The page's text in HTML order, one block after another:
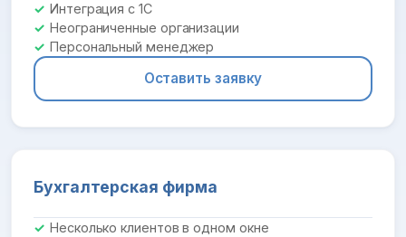
Интеграция с 1С
Неограниченные организации
Персональный менеджер
Оставить заявку
Бухгалтерская фирма
Несколько клиентов в одном окне